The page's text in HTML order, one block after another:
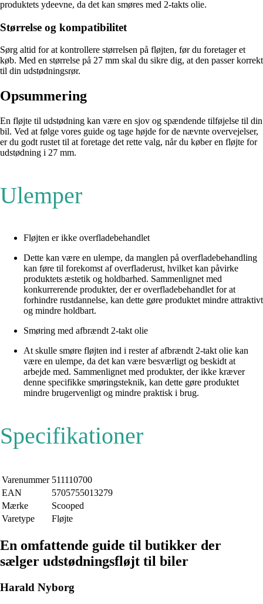
produktets ydeevne, da det kan smøres med 2-takts olie.
Størrelse og kompatibilitet
Sørg altid for at kontrollere størrelsen på fløjten, før du foretager et
køb. Med en størrelse på 27 mm skal du sikre dig, at den passer korrekt
til din udstødningsrør.
Opsummering
En fløjte til udstødning kan være en sjov og spændende tilføjelse til din
bil. Ved at følge vores guide og tage højde for de nævnte overvejelser,
er du godt rustet til at foretage det rette valg, når du køber en fløjte for
udstødning i 27 mm.
Ulemper
Fløjten er ikke overfladebehandlet
Dette kan være en ulempe, da manglen på overfladebehandling
kan føre til forekomst af overfladerust, hvilket kan påvirke
produktets æstetik og holdbarhed. Sammenlignet med
konkurrerende produkter, der er overfladebehandlet for at
forhindre rustdannelse, kan dette gøre produktet mindre attraktivt
og mindre holdbart.
Smøring med afbrændt 2-takt olie
At skulle smøre fløjten ind i rester af afbrændt 2-takt olie kan
være en ulempe, da det kan være besværligt og beskidt at
arbejde med. Sammenlignet med produkter, der ikke kræver
denne specifikke smøringsteknik, kan dette gøre produktet
mindre brugervenligt og mindre praktisk i brug.
Specifikationer
Varenummer 511110700
EAN
5705755013279
Mærke
Scooped
Varetype
Fløjte
En omfattende guide til butikker der
sælger udstødningsfløjt til biler
Harald Nyborg